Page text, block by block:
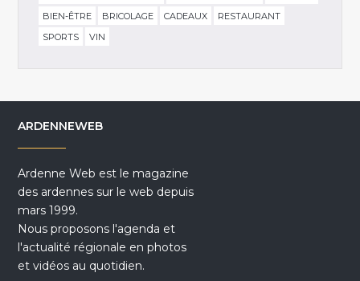
BIEN-ÊTRE
BRICOLAGE CADEAUX
RESTAURANT
SPORTS
VIN
ARDENNEWEB
Ardenne Web est le magazine
des ardennes sur le web depuis
mars 1999.
Nous proposons l'agenda et
l'actualité régionale en photos
et vidéos au quotidien.